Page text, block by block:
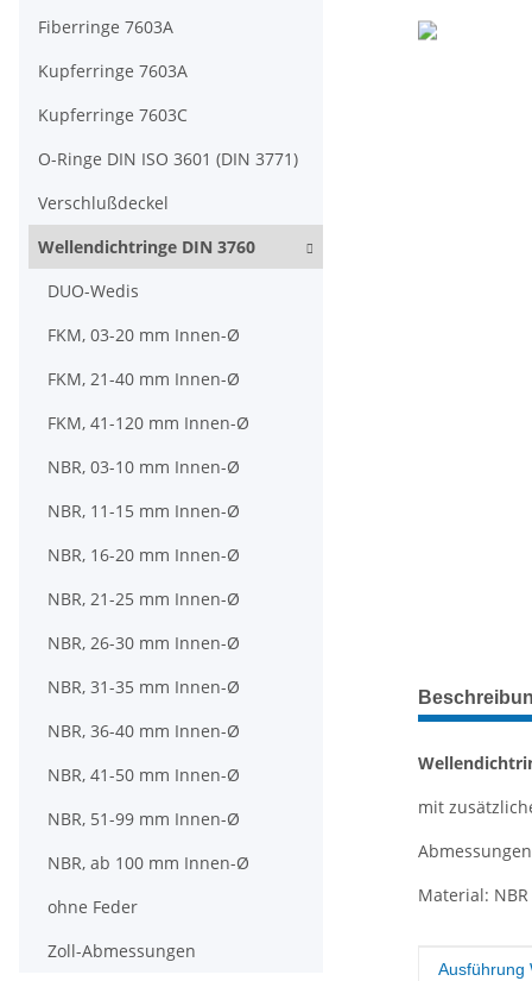
weitere
mit
Material:
Wert
Ausführung
Fiberringe 7603A
Kupferringe 7603A
Kupferringe 7603C
O-Ringe DIN ISO 3601 (DIN 3771)
Verschlußdeckel
Wellendichtringe DIN 3760
DUO-Wedis
FKM, 03-20 mm Innen-Ø
FKM, 21-40 mm Innen-Ø
FKM, 41-120 mm Innen-Ø
NBR, 03-10 mm Innen-Ø
NBR, 11-15 mm Innen-Ø
NBR, 16-20 mm Innen-Ø
NBR, 21-25 mm Innen-Ø
NBR, 26-30 mm Innen-Ø
NBR, 31-35 mm Innen-Ø
NBR, 36-40 mm Innen-Ø
NBR, 41-50 mm Innen-Ø
NBR, 51-99 mm Innen-Ø
NBR, ab 100 mm Innen-Ø
ohne Feder
Zoll-Abmessungen